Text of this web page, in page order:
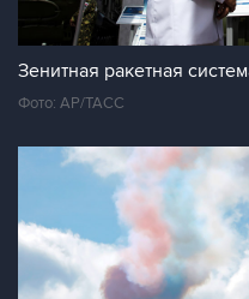
Зенитная ракетная
Фото: AP/TAСС